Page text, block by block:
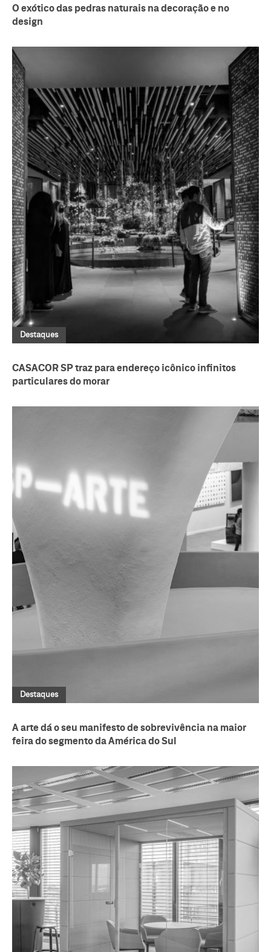
O exótico das pedras naturais na decoração e no
design
Destaques
CASACOR SP traz para endereço icônico infinitos
particulares do morar
Destaques
A arte dá o seu manifesto de sobrevivência na maior
feira do segmento da América do Sul